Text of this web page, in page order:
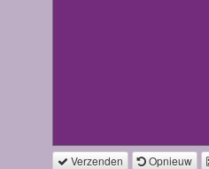
Verzenden Opnieuw